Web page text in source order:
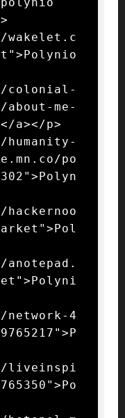
wakelet.c
colonial-
me-
a></p>
po
4
liveinspi